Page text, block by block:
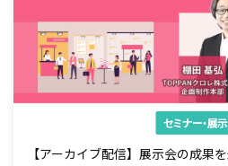
セミナー・展
【アーカイブ配信】展示会の成果